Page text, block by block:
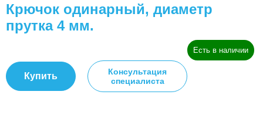
Крючок одинарный, диаметр
прутка 4 мм.
Есть в наличии
Купить
Консультация
специалиста